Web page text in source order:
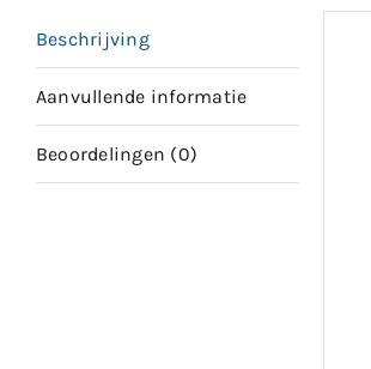
Beschrijving
Aanvullende informatie
Beoordelingen (0)